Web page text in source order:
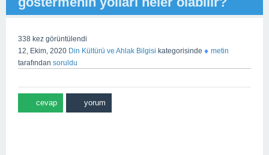
338 kez görüntülendi
12, Ekim, 2020 Din Kültürü ve Ahlak Bilgisi kategorisinde ♦ metin
tarafından soruldu